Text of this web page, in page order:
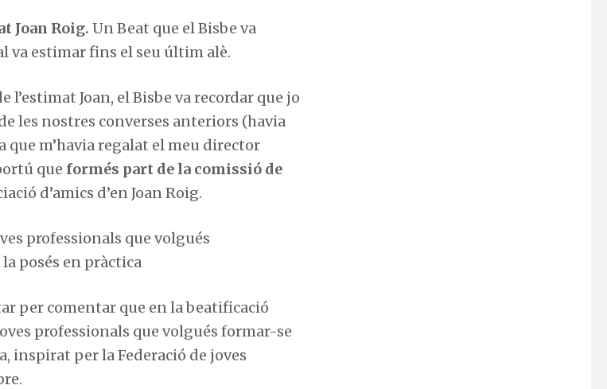
Joan Roig. Un Beat que el Bisbe va
va estimar fins el seu últim alè.
Joan, el Bisbe va recordar que jo
les nostres converses anteriors (havia
m’havia regalat el meu director
que formés part de la comissió de
d’amics d’en Joan Roig.
professionals que volgués
posés en pràctica
per comentar que en la beatificació
professionals que volgués formar-se
inspirat per la Federació de joves